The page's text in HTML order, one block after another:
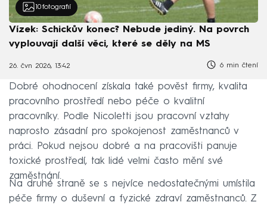
10 fotografií
Vízek: Schickův konec? Nebude jediný. Na povrch
vyplouvají další věci, které se děly na MS
26. čvn 2026, 13:42 6 min čtení
Dobré ohodnocení získala také pověst firmy, kvalita
pracovního prostředí nebo péče o kvalitní
pracovníky. Podle Nicoletti jsou pracovní vztahy
naprosto zásadní pro spokojenost zaměstnanců v
práci. Pokud nejsou dobré a na pracovišti panuje
toxické prostředí, tak lidé velmi často mění své
zaměstnání.
Na druhé straně se s nejvíce nedostatečnými umístila
péče firmy o duševní a fyzické zdraví zaměstnanců. Z